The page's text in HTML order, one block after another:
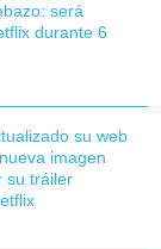
será
durante 6
su web
imagen
su tráiler